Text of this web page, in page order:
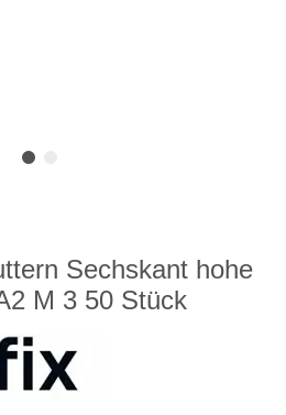
Sechskant hohe
M 3 50 Stück